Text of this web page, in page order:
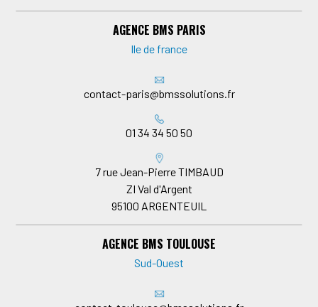
AGENCE BMS PARIS
Ile de france
contact-paris@bmssolutions.fr
01 34 34 50 50
7 rue Jean-Pierre TIMBAUD
ZI Val d'Argent
95100 ARGENTEUIL
AGENCE BMS TOULOUSE
Sud-Ouest